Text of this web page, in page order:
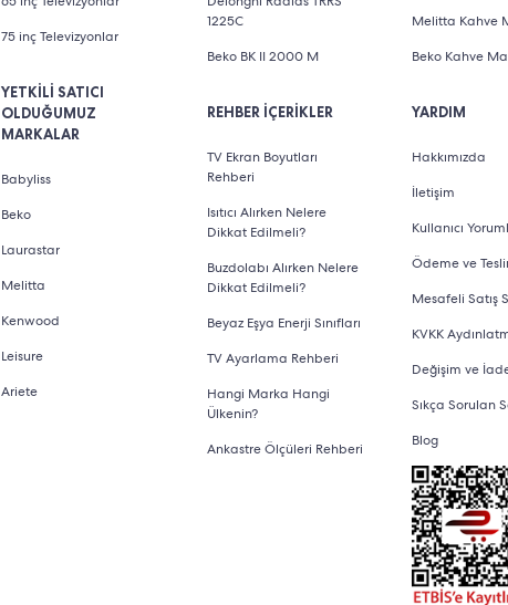
75 inç Televizyonlar
YETKİLİ SATICI
OLDUĞUMUZ
MARKALAR
Babyliss
Beko
Laurastar
Melitta
Kenwood
Leisure
Ariete
1225C
Beko BK II 2000 M
REHBER İÇERİKLER
TV Ekran Boyutları
Rehberi
Isıtıcı Alırken Nelere
Dikkat Edilmeli?
Buzdolabı Alırken Nelere
Dikkat Edilmeli?
Beyaz Eşya Enerji Sınıfları
TV Ayarlama Rehberi
Hangi Marka Hangi
Ülkenin?
Ankastre Ölçüleri Rehberi
Melitta Kahve
Beko Kahve
YARDIM
Hakkımızda
İletişim
Kullanıcı
Ödeme ve
Mesafeli Satış
KVKK
Değişim ve
Sıkça Sorulan
Blog